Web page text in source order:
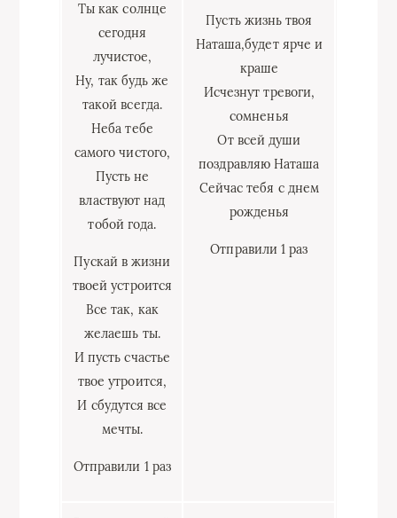
Ты как солнце
сегодня
лучистое,
Ну, так будь же
такой всегда.
Неба тебе
самого чистого,
Пусть не
властвуют над
тобой года.
Пускай в жизни
твоей устроится
Все так, как
желаешь ты.
И пусть счастье
твое утроится,
И сбудутся все
мечты.
Отправили 1 раз
Пусть жизнь твоя
Наташа,будет ярче и
краше
Исчезнут тревоги,
сомненья
От всей души
поздравляю Наташа
Сейчас тебя с днем
рожденья
Отправили 1 раз